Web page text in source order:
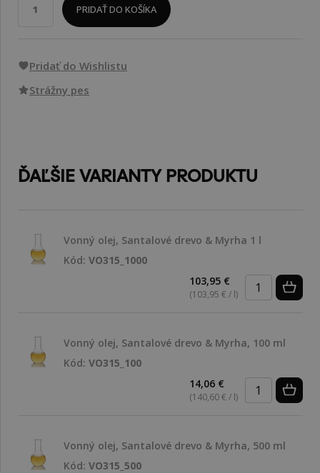
PRIDAŤ DO KOŠÍKA
Pridať do Wishlistu
Strážny pes
ĎAĽŠIE VARIANTY PRODUKTU
Vonný olej, Santalové drevo & Myrha 1 l
Kód: VO315_1000
103,95 €
(103,95 € / l)
Vonný olej, Santalové drevo & Myrha, 100 ml
Kód: VO315_100
14,06 €
(140,60 € / l)
Vonný olej, Santalové drevo & Myrha, 500 ml
Kód: VO315_500